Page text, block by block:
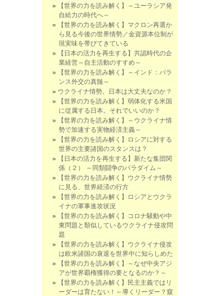
【世界の力を読み解く】～ユーラシア発
自給力の時代へ～
【世界の力を読み解く】マクロン再選か
ら見る今後の世界情勢／金資源本位制が
現実味を帯びてきている
【日本の活力を再生する】共認時代の企
業経営～自主活動のすすめ～
【世界の力を読み解く】～インド：バラ
ンス外交の真髄～
ウクライナ情勢。日本は大丈夫なのか？
【世界の力を読み解く】弱体化する米国
に従属する日本。それでいいのか？
【世界の力を読み解く】～ウクライナ情
勢で加速する実物経済主義～
【世界の力を読み解く】ロシアに対する
世界の主要諸国のスタンスは？
【日本の活力を再生する】新たな集団関
係（２） ～同類闘争のパラダイム～
【世界の力を読み解く】ウクライナ情勢
に見る、世界経済の行方
【世界の力を読み解く】ロシアとウクラ
イナの軍事進攻状況
【世界の力を読み解く】コロナ騒動や中
東問題と類似しているウクライナ侵攻問
題
【世界の力を読み解く】ウクライナ侵攻
は欧米諸国の衰退を世界中に知らしめた
【世界の力を読み解く】～なぜ中央アジ
アが世界覇権獲得の要となるのか？～
【世界の力を読み解く】民主主義ではリ
ーダーは育たない！～導くリーダー？窺